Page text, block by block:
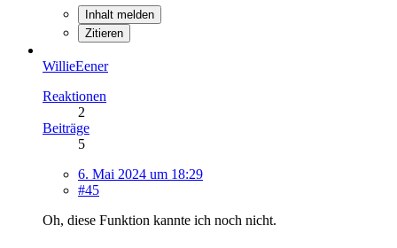
Inhalt melden
Zitieren
WillieEener
Reaktionen
2
Beiträge
5
6. Mai 2024 um 18:29
#45
Oh, diese Funktion kannte ich noch nicht.